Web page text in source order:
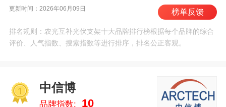
科/ATEC、天合跟踪/TrinaTracker、金海新源/KSNR、
清源股份、帷盛/Versolsolar、迈贝特/MIBET、爱康科
技、国瑞能 。我们致力于用最真实的数据告诉您农光
互补光伏支架什么牌子好，供您参考。
更新时间：2026年06月09日 榜单反馈
排名规则：农光互补光伏支架十大品牌排行榜根据每个品牌的综合
评价、人气指数、搜索指数等进行排序，排名公正客观。
1
中信博
品牌指数: 10